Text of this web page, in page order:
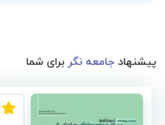
پیشنهادجامعه نگربرای شما